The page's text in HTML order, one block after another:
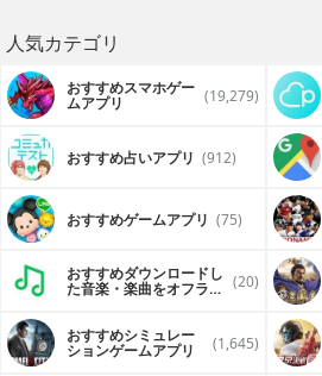
人気カテゴリ
おすすめスマホゲー
ムアプリ (19,279)
おすすめ占いアプリ (912)
おすすめゲームアプリ (75)
おすすめダウンロードし
た音楽・楽曲をオフライ (20)
おすすめシミュレー
ションゲームアプリ (1,645)